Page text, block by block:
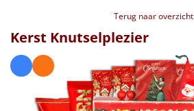
€40 tot €45
€45 tot €50
Terug naar overzicht
Kerst Knutselplezier